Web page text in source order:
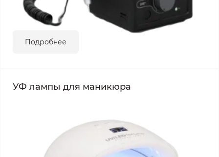
Подробнее
УФ лампы для маникюра